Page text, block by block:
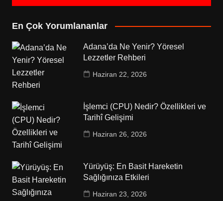
En Çok Yorumlananlar
Adana’da Ne Yenir? Yöresel
Lezzetler Rehberi
Haziran 22, 2026
İşlemci (CPU) Nedir? Özellikleri ve
Tarihî Gelişimi
Haziran 26, 2026
Yürüyüş: En Basit Hareketin
Sağlığınıza Etkileri
Haziran 23, 2026